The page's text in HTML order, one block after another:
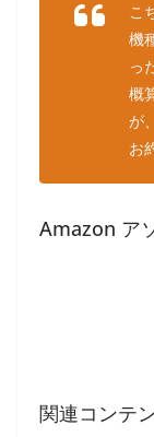
こ
機
っ
概
が
お
Amazon ア
関連コンテ